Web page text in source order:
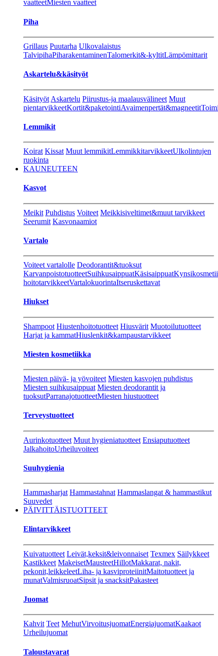
vaatteetMiesten vaatteet
Piha
Grillaus Puutarha Ulkovalaistus
TalvipihaPiharakentaminenTalomerkit&-kyltitLämpömittarit
Askartelu&käsityöt
Käsityöt Askartelu Piirustus-ja maalausvälineet Muut
pientarvikkeetKortit&paketointiAvaimenpertät&magneetit
Lemmikit
Koirat Kissat Muut lemmikitLemmikkitarvikkeetUlkolintujen
ruokinta
KAUNEUTEEN
Kasvot
Meikit Puhdistus Voiteet Meikkisiveltimet&muut tarvikkeet
Seerumit Kasvonaamiot
Vartalo
Voiteet vartalolle Deodorantit&tuoksut
KarvanpoistotuotteetSuihkusaippuatKäsisaippuat
hoitotarvikkeetVartalokuorintaItseruskettavat
Hiukset
Shampoot Hiustenhoitotuotteet Hiusvärit Muotoilutuotteet
Harjat ja kammatHiuslenkit&kampaustarvikkeet
Miesten kosmetiikka
Miesten päivä- ja yövoiteet Miesten kasvojen puhdistus
Miesten suihkusaippuat Miesten deodorantit ja
tuoksutParranajotuotteetMiesten hiustuotteet
Terveystuotteet
Aurinkotuotteet Muut hygieniatuotteet Ensiaputuotteet
JalkahoitoUrheiluvoiteet
Suuhygienia
Hammasharjat Hammastahnat Hammaslangat & hammastikut
Suuvedet
PÄIVITTÄISTUOTTEET
Elintarvikkeet
Kuivatuotteet Leivät,keksit&leivonnaiset Texmex Säilykkeet
Kastikkeet MakeisetMausteetHillotMakkarat, nakit,
pekonit,leikkeleetLiha- ja kasviproteiinitMaitotuotteet ja
munatValmisruoatSipsit ja snacksitPakasteet
Juomat
Kahvit Teet MehutVirvoitusjuomatEnergiajuomatKaakaot
Urheilujuomat
Taloustavarat